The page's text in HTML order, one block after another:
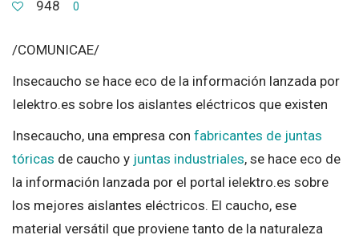
948 0
/COMUNICAE/
Insecaucho se hace eco de la información lanzada por
Ielektro.es sobre los aislantes eléctricos que existen
Insecaucho, una empresa con fabricantes de juntas
tóricas de caucho y juntas industriales, se hace eco de
la información lanzada por el portal ielektro.es sobre
los mejores aislantes eléctricos. El caucho, ese
material versátil que proviene tanto de la naturaleza